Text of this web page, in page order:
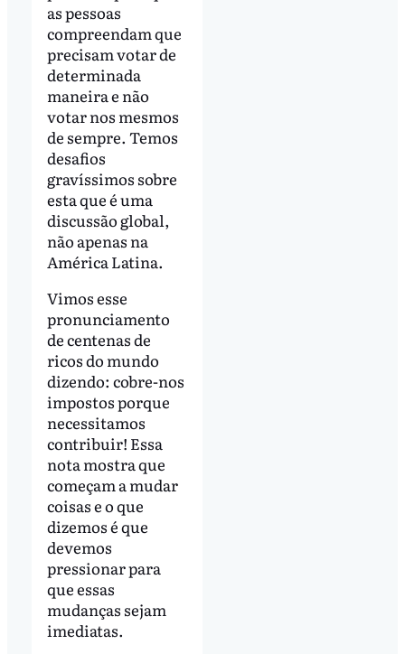
as pessoas
compreendam que
precisam votar de
determinada
maneira e não
votar nos mesmos
de sempre. Temos
desafios
gravíssimos sobre
esta que é uma
discussão global,
não apenas na
América Latina.
Vimos esse
pronunciamento
de centenas de
ricos do mundo
dizendo: cobre-nos
impostos porque
necessitamos
contribuir! Essa
nota mostra que
começam a mudar
coisas e o que
dizemos é que
devemos
pressionar para
que essas
mudanças sejam
imediatas.